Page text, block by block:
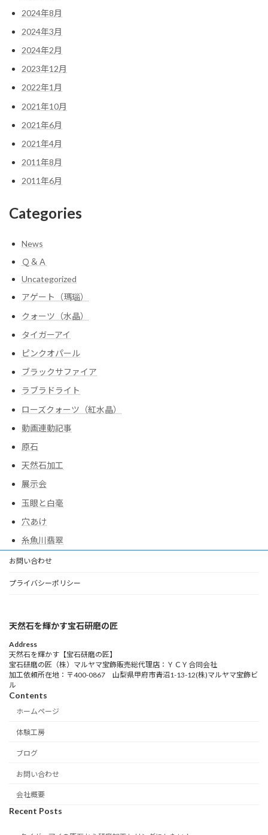
2024年8月
2024年3月
2024年2月
2023年12月
2022年1月
2021年10月
2021年6月
2021年4月
2011年8月
2011年6月
Categories
News
Ｑ＆Ａ
Uncategorized
アゲート（瑪瑙）
クォーツ（水晶）
タイガーアイ
ピンクオパール
ブラックサファイア
ラブラドライト
ローズクォーツ（紅水晶）
動画連動記事
原石
天然石加工
展示会
玉眼と白毫
穴あけ
糸魚川翡翠
お問い合わせ
プライバシーポリシー
天然石を輝かす宝石研磨の匠
Address
天然石を輝かす【宝石研磨の匠】
宝石研磨の匠（株）マルヤマ宝飾販売総代理店：ＹＣＹ合同会社
加工依頼所在地：〒400-0867 山梨県甲府市青沼1-13-12(株)マルヤマ宝飾ビ
ル
Contents
ホームページ
体験工房
ブログ
お問い合わせ
会社概要
Recent Posts